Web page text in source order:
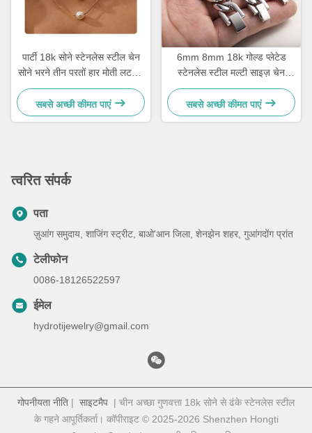
पार्टी 18k सोने स्टेनलेस स्टील चेन
सोने भरने तीन परतों हार मोती लटकन
17.72 इंच
सबसे अच्छी कीमत पाएं
6mm 8mm 18k गोल्ड प्लेटेड
स्टेनलेस स्टील मल्टी साइज़ चेन
सिल्वर क्यूबन लिंक चेन
सबसे अच्छी कीमत पाएं
त्वरित संपर्क
पता
ज़ुआंग समुदाय, शाजिंग स्ट्रीट, बाओ'आन जिला, शेनझेन शहर, गुआंगदोंग प्रांत
टेलीफोन
0086-18126522597
ईमेल
hydrotijewelry@gmail.com
गोपनीयता नीति | साइटमैप | चीन अच्छा गुणवत्ता 18k सोने से ढंके स्टेनलेस स्टील
के गहने आपूर्तिकर्ता। कॉपीराइट © 2025-2026 Shenzhen Hongti